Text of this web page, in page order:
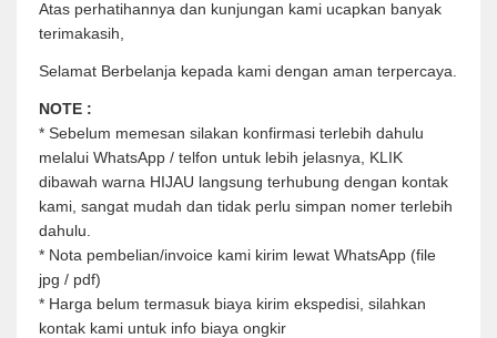
Atas perhatihannya dan kunjungan kami ucapkan banyak
terimakasih,
Selamat Berbelanja kepada kami dengan aman terpercaya.
NOTE :
* Sebelum memesan silakan konfirmasi terlebih dahulu
melalui WhatsApp / telfon untuk lebih jelasnya, KLIK
dibawah warna HIJAU langsung terhubung dengan kontak
kami, sangat mudah dan tidak perlu simpan nomer terlebih
dahulu.
* Nota pembelian/invoice kami kirim lewat WhatsApp (file
jpg / pdf)
* Harga belum termasuk biaya kirim ekspedisi, silahkan
kontak kami untuk info biaya ongkir